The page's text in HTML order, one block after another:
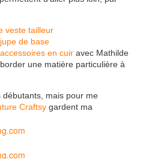
veste tailleur
de base
en cuir avec Mathilde
une matière particulière à
mais pour me
Craftsy gardent ma